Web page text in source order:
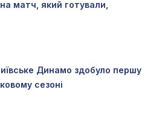
матч, який готували,
Динамо здобуло першу
сезоні